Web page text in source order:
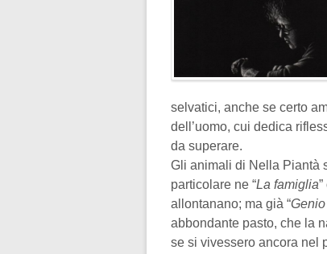
selvatici, anche se certo
dell’uomo, cui dedica
da superare.
Gli animali di Nella Piantà
particolare ne “La famiglia
allontanano; ma già “
abbondante pasto, che la
se si vivessero ancora nel